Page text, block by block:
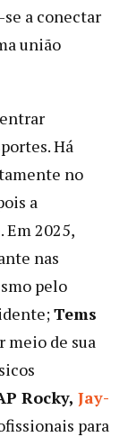
a conectar
união
Há
no
a
Em 2025,
nas
pelo
Tems
meio de sua
Rocky, Jay-
para